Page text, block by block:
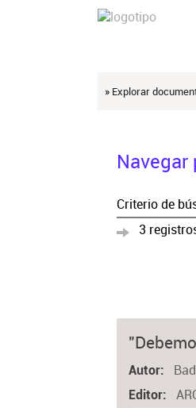
» Explorar
Criterio de
3
Autor
Editor